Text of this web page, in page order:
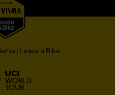
| Lease a Bike